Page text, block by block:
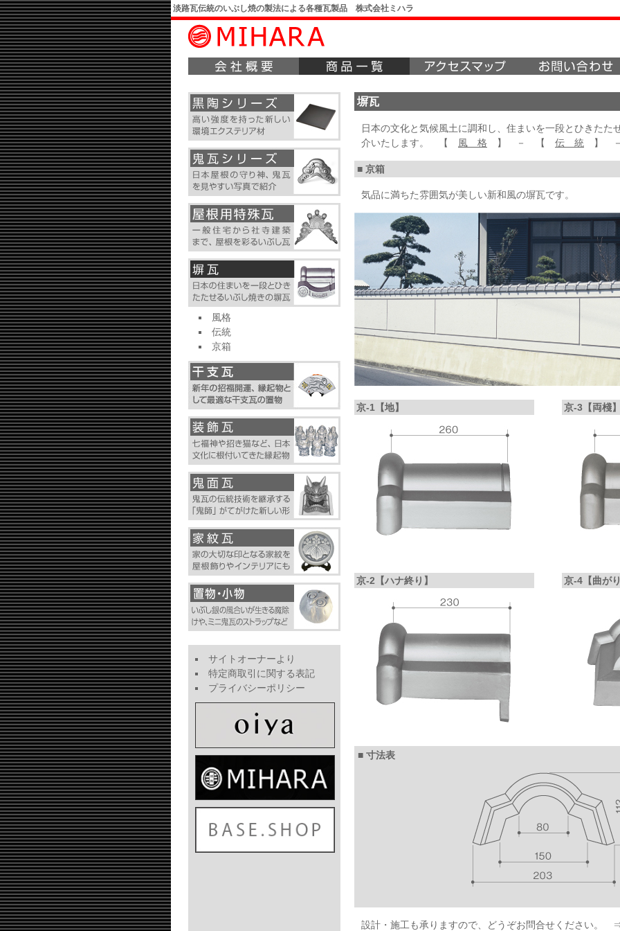
淡路瓦伝統のいぶし焼の製法による各種瓦製品 株式会社ミハラ
塀瓦
日本の文化と気候風土に調和し、住まいを一段とひきたた
介いたします。 【
風 格 】 － 【 伝 統 】
■ 京箱
気品に満ちた雰囲気が美しい新和風の塀瓦です。
京-1【地】
京-2【ハナ終り】
京-3【両棧
京-4【曲が
■ 寸法表
設計・施工も承りますので、どうぞお問合せください。
風格
伝統
京箱
サイトオーナーより
特定商取引に関する表記
プライバシーポリシー